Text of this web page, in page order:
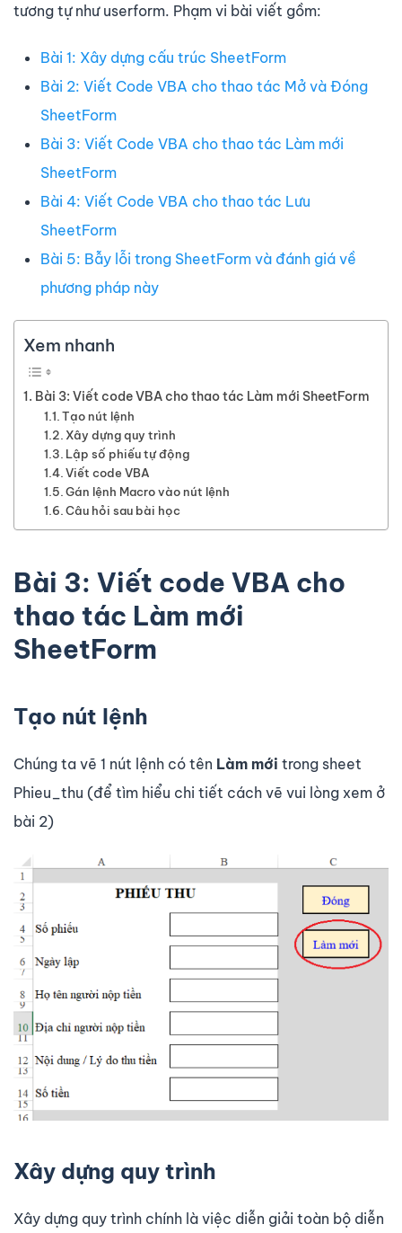
tương tự như userform. Phạm vi bài viết gồm:
Bài 1: Xây dựng cấu trúc SheetForm
Bài 2: Viết Code VBA cho thao tác Mở và Đóng
SheetForm
Bài 3: Viết Code VBA cho thao tác Làm mới
SheetForm
Bài 4: Viết Code VBA cho thao tác Lưu
SheetForm
Bài 5: Bẫy lỗi trong SheetForm và đánh giá về
phương pháp này
Xem nhanh
Bài 3: Viết code VBA cho thao tác Làm mới SheetForm
Tạo nút lệnh
Xây dựng quy trình
Lập số phiếu tự động
Viết code VBA
Gán lệnh Macro vào nút lệnh
Câu hỏi sau bài học
Bài 3: Viết code VBA cho
thao tác Làm mới
SheetForm
Tạo nút lệnh
Chúng ta vẽ 1 nút lệnh có tên Làm mới trong sheet
Phieu_thu (để tìm hiểu chi tiết cách vẽ vui lòng xem ở
bài 2)
Xây dựng quy trình
Xây dựng quy trình chính là việc diễn giải toàn bộ diễn